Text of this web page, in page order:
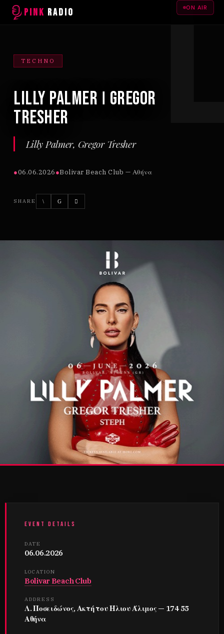
PINK RADIO ON AIR
TECHNO
Lilly Palmer Ι Gregor
Tresher
Lilly Palmer, Gregor Tresher
●06.06.2026●Bolivar Beach Club — Αθήνα
SHARE
EVENT DETAILS
DATE
06.06.2026
LOCATION
Bolivar Beach Club
ADDRESS
Λ. Ποσειδώνος, Ακτή του Ήλιου Άλιμος — 174 55
Αθήνα